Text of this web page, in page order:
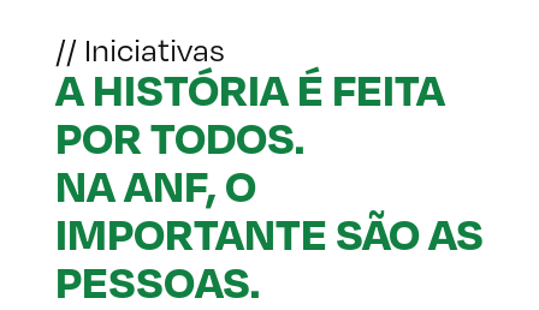
// Iniciativas
A HISTÓRIA É FEITA
POR TODOS.
NA ANF, O
IMPORTANTE SÃO AS
PESSOAS.